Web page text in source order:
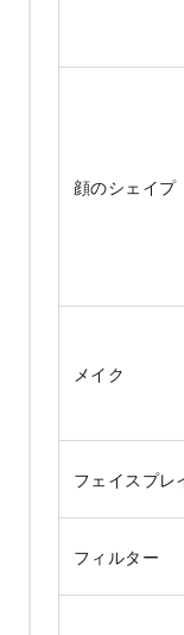
顔のシェイプ
メイク
フェイスプレ
フィルター